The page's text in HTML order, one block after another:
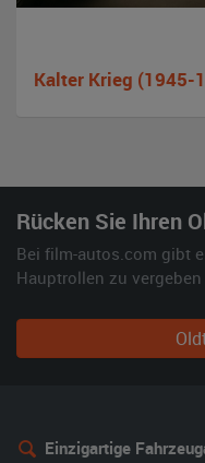
Kalter Krieg (1945-
Rücken Sie Ihren
Bei film-autos.com gibt
Hauptrollen zu
Einzigartige